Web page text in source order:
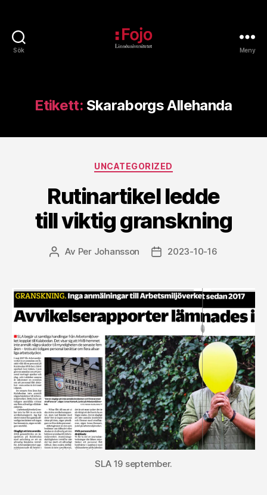
Sök Meny
Etikett: Skaraborgs Allehanda
Kategorier
UNCATEGORIZED
Rutinartikel ledde
till viktig granskning
Inläggsförfattare
Av Per Johansson Inläggsdatum
2023-10-16
SLA 19 september.